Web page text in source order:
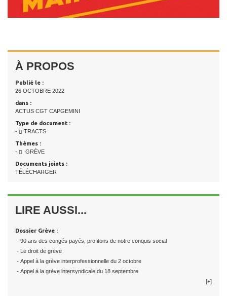
À PROPOS
Publié le :
26 OCTOBRE 2022
dans :
ACTUS CGT CAPGEMINI
Type de document :
-
TRACTS
Thèmes :
-
GRÈVE
Documents joints :
TÉLÉCHARGER
LIRE AUSSI...
Dossier Grève :
- 90 ans des congés payés, profitons de notre conquis social
- Le droit de grève
- Appel à la grève interprofessionnelle du 2 octobre
- Appel à la grève intersyndicale du 18 septembre
[+]